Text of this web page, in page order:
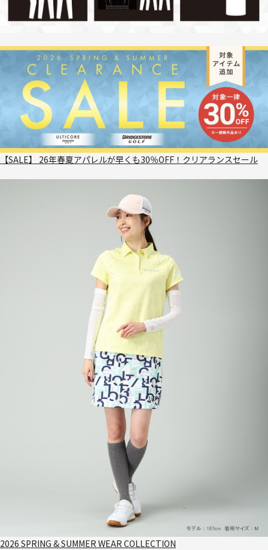
【SALE】 26年春夏アパレルが早くも30％OFF！クリアランスセール
2026 SPRING & SUMMER WEAR COLLECTION